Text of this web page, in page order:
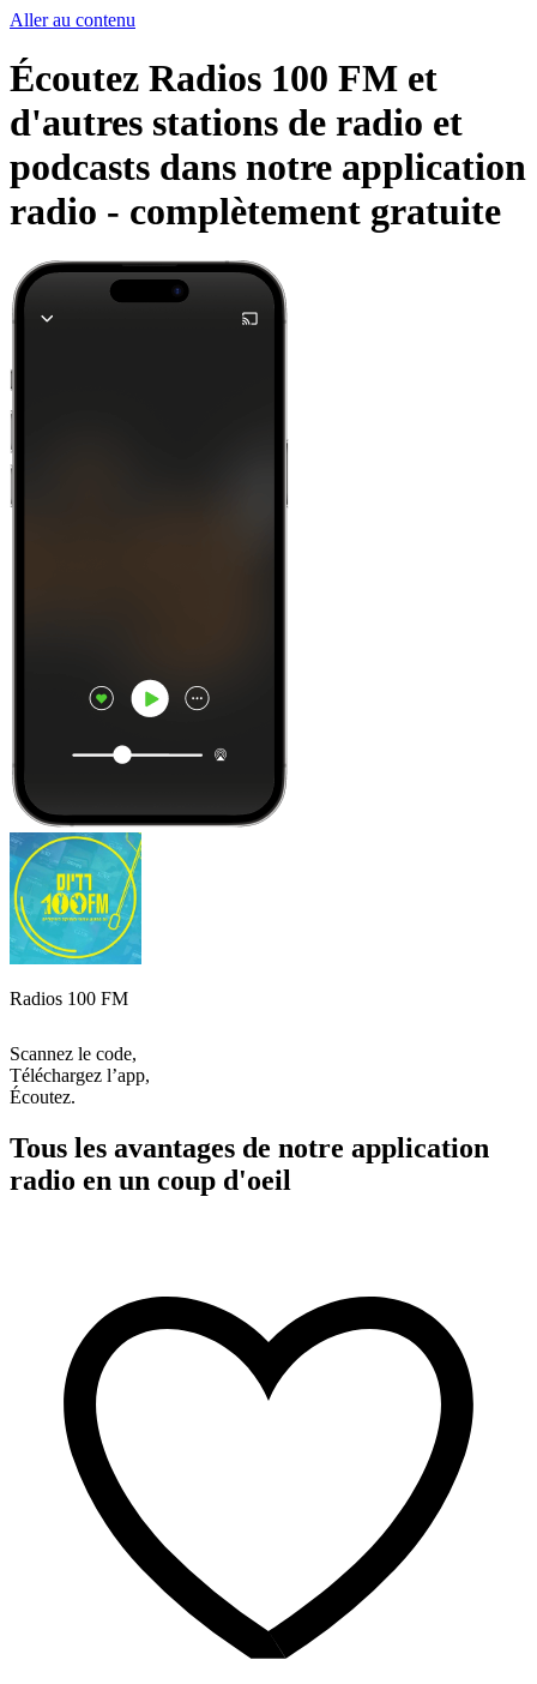
Aller au contenu
Écoutez Radios 100 FM et
d'autres stations de radio et
podcasts dans notre application
radio - complètement gratuite
Radios 100 FM
Scannez le code,
Téléchargez l’app,
Écoutez.
Tous les avantages de notre application
radio en un coup d'oeil